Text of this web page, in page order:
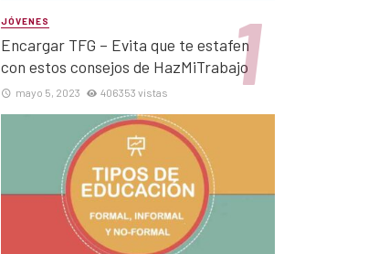
JÓVENES
Encargar TFG – Evita que te estafen
con estos consejos de HazMiTrabajo
mayo 5, 2023 406353 vistas